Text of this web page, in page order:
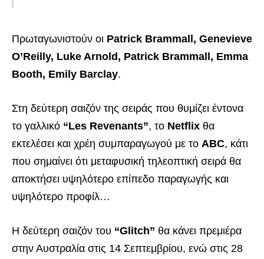
Πρωταγωνιστούν οι Patrick Brammall, Genevieve
O’Reilly, Luke Arnold, Patrick Brammall, Emma
Booth, Emily Barclay.
Στη δεύτερη σαιζόν της σειράς που θυμίζει έντονα
το γαλλικό “Les Revenants”, το Netflix θα
εκτελέσει και χρέη συμπαραγωγού με το ABC, κάτι
που σημαίνει ότι μεταφυσική τηλεοπτική σειρά θα
αποκτήσει υψηλότερο επίπεδο παραγωγής και
υψηλότερο προφίλ…
Η δεύτερη σαιζόν του “Glitch” θα κάνει πρεμιέρα
στην Αυστραλία στις 14 Σεπτεμβρίου, ενώ στις 28